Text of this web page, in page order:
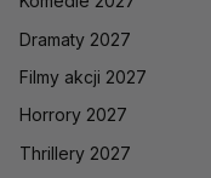
Dramaty 2027
Filmy akcji 2027
Horrory 2027
Thrillery 2027